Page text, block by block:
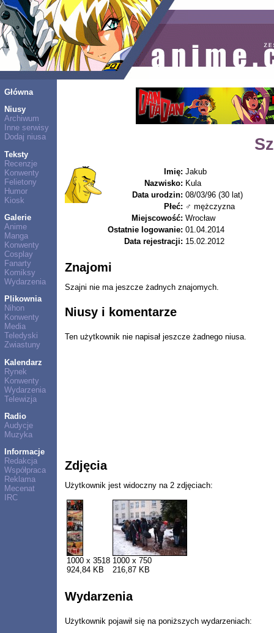
Główna
Niusy
Archiwum
Inne serwisy
Dodaj niusa
Teksty
Recenzje
Konwenty
Felietony
Humor
Kiosk
Galerie
Anime
Manga
Konwenty
Cosplay
Fanarty
Komiksy
Wydarzenia
Plikownia
Nihon
Konwenty
Media
Teledyski
Zwiastuny
Kalendarz
Rynek
Konwenty
Wydarzenia
Telewizja
Radio
Audycje
Muzyka
Informacje
Redakcja
Współpraca
Reklama
Mecenat
IRC
Imię: Jakub
Nazwisko: Kula
Data urodzin: 08/03/96 (30 lat)
Płeć: ♂ mężczyzna
Miejscowość: Wrocław
Ostatnie logowanie: 01.04.2014
Data rejestracji: 15.02.2012
Znajomi
Szajni nie ma jeszcze żadnych znajomych.
Niusy i komentarze
Ten użytkownik nie napisał jeszcze żadnego niusa.
Zdjęcia
Użytkownik jest widoczny na 2 zdjęciach:
1000 x 3518
924,84 KB
1000 x 750
216,87 KB
Wydarzenia
Użytkownik pojawił się na poniższych wydarzeniach: